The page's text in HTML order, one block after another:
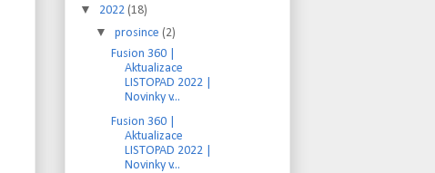
▼ 2022 (18)
▼ prosince (2)
Fusion 360 |
Aktualizace
LISTOPAD 2022 |
Novinky v...
Fusion 360 |
Aktualizace
LISTOPAD 2022 |
Novinky v...